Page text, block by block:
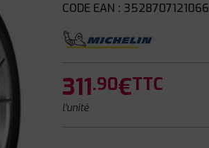
CODE EAN : 3528707121066
311.90€TTC
l'unité